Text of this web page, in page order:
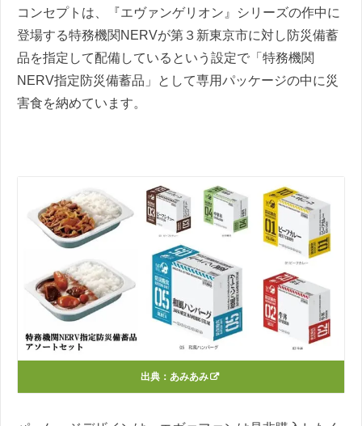
コンセプトは、『エヴァンゲリオン』シリーズの作中に
登場する特務機関NERVが第３新東京市に対し防災備蓄
品を指定して配備しているという設定で「特務機関
NERV指定防災備蓄品」として専用パッケージの中に災
害食を納めています。
出典： あみあみ